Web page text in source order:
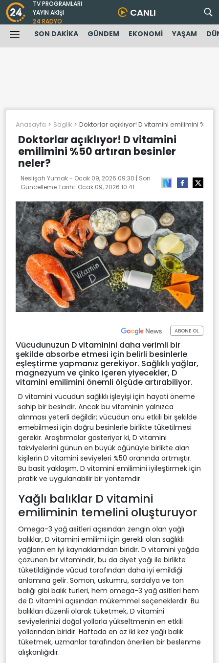
TV PROGRAMLARI
YAYIN AKIŞI
24 RADYO
CANLI
SON DAKİKA GÜNDEM EKONOMİ YAŞAM
Anasayfa Saglik Doktorlar açıklıyor! D vitamini emilimini %50
Doktorlar açıklıyor! D vitamini
emilimini %50 artıran besinler
neler?
Neslişah Yumak - Ocak 09, 2026 09:30 | Son
Güncelleme Tarihi: Ocak 09, 2026 10:41
ABONE OL
Vücudunuzun D vitaminini daha verimli bir
şekilde absorbe etmesi için belirli besinlerle
eşleştirme yapmanız gerekiyor. Sağlıklı yağlar,
magnezyum ve çinko içeren yiyecekler, D
vitamini emilimini önemli ölçüde artırabiliyor.
D vitamini vücudun sağlıklı işleyişi için hayati öneme
sahip bir besindir. Ancak bu vitaminin yalnızca
alınması yeterli değildir; vücudun onu etkili bir şekilde
emebilmesi için doğru besinlerle birlikte tüketilmesi
gerekir. Araştırmalar gösteriyor ki, D vitamini
takviyelerini günün en büyük öğünüyle birlikte alan
kişilerin D vitamini seviyeleri %50 oranında artmıştır.
Bu basit yaklaşım, D vitamini emilimini iyileştirmek için
pratik ve uygulanabilir bir yöntemdir.
Yağlı balıklar D vitamini
emiliminin temelini oluşturuyor
Omega-3 yağ asitleri açısından zengin olan yağlı
balıklar, D vitamini emilimi için gerekli olan sağlıklı
yağların en iyi kaynaklarından biridir. D vitamini yağda
çözünen bir vitamindir, bu da diyet yağı ile birlikte
tüketildiğinde vücud tarafından daha iyi emildiği
anlamına gelir. Somon, uskumru, sardalya ve ton
balığı gibi balık türleri, hem omega-3 yağ asitleri hem
de D vitamini açısından mükemmel seçeneklerdir. Bu
balıkları düzenli olarak tüketmek, D vitamini
seviyelerinizi doğal yollarla yükseltmenin en etkili
yollarından biridir. Haftada en az iki kez yağlı balık
tüketmek, uzmanlar tarafından önerilen bir beslenme
alışkanlığıdır.